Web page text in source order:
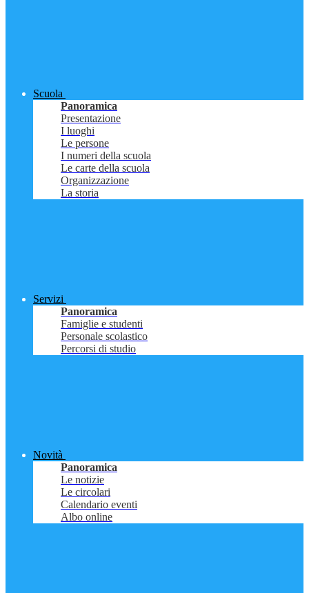
Scuola
Panoramica
Presentazione
I luoghi
Le persone
I numeri della scuola
Le carte della scuola
Organizzazione
La storia
Servizi
Panoramica
Famiglie e studenti
Personale scolastico
Percorsi di studio
Novità
Panoramica
Le notizie
Le circolari
Calendario eventi
Albo online